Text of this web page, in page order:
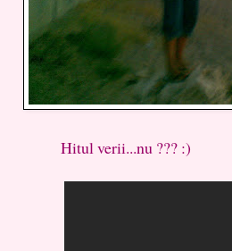
verii...nu ??? :)